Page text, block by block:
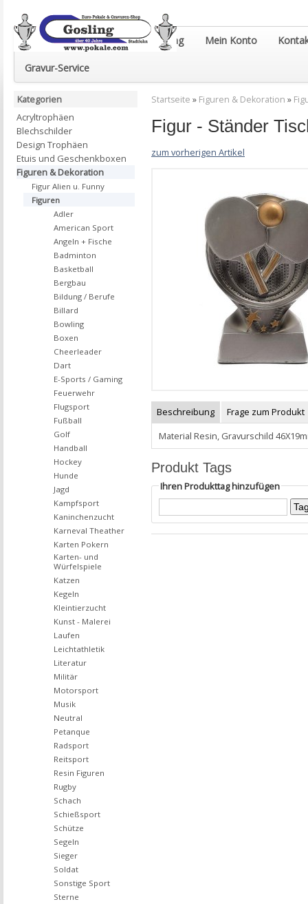
Euro-Pokale & Gravur-Shop Gosling Mein Konto
Gravur-Service
Startseite » Figuren & Dekoration »
Figur - Ständer
zum vorherigen Artikel
Beschreibung
Frage zum Produkt
Material Resin, Gravurschild
Produkt Tags
Ihren Produkttag hinzufügen
Kategorien
Acryltrophäen
Blechschilder
Design Trophäen
Etuis und Geschenkboxen
Figuren & Dekoration
Figur Alien u. Funny
Figuren
Adler
American Sport
Angeln + Fische
Badminton
Basketball
Bergbau
Bildung / Berufe
Billard
Bowling
Boxen
Cheerleader
Dart
E-Sports / Gaming
Feuerwehr
Flugsport
Fußball
Golf
Handball
Hockey
Hunde
Jagd
Kampfsport
Kaninchenzucht
Karneval Theather
Karten Pokern
Karten- und
Würfelspiele
Katzen
Kegeln
Kleintierzucht
Kunst - Malerei
Laufen
Leichtathletik
Literatur
Militär
Motorsport
Musik
Neutral
Petanque
Radsport
Reitsport
Resin Figuren
Rugby
Schach
Schießsport
Schütze
Segeln
Sieger
Soldat
Sonstige Sport
Sterne